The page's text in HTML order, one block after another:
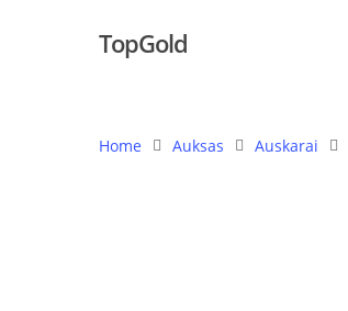
TopGold
Home Auksas Auskarai